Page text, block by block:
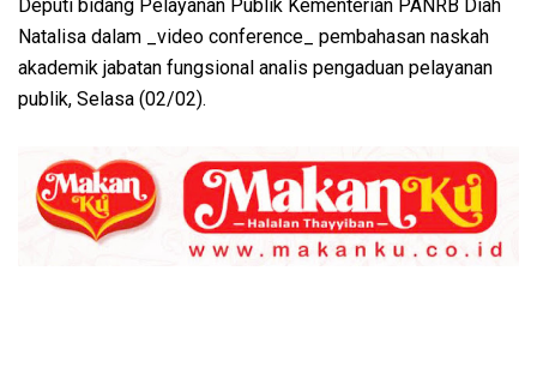
Deputi bidang Pelayanan Publik Kementerian PANRB Diah
Natalisa dalam _video conference_ pembahasan naskah
akademik jabatan fungsional analis pengaduan pelayanan
publik, Selasa (02/02).